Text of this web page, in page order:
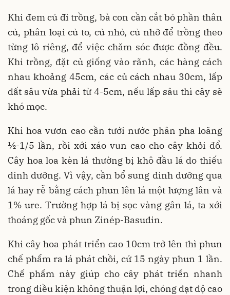
Khi đem củ đi trồng, bà con cần cắt bỏ phần thân
củ, phân loại củ to, củ nhỏ, củ nhỡ để trồng theo
từng lô riêng, để việc chăm sóc được đồng đều.
Khi trồng, đặt củ giống vào rãnh, các hàng cách
nhau khoảng 45cm, các củ cách nhau 30cm, lấp
đất sâu vừa phải từ 4-5cm, nếu lấp sâu thì cây sẽ
khó mọc.
Khi hoa vươn cao cần tưới nước phân pha loãng
½-1/5 lần, rồi xới xáo vun cao cho cây khỏi đổ.
Cây hoa loa kèn lá thường bị khô đầu lá do thiếu
dinh dưỡng. Vì vậy, cần bổ sung dinh dưỡng qua
lá hay rễ bằng cách phun lên lá một lượng lân và
1% ure. Trường hợp lá bị sọc vàng gân lá, ta xới
thoáng gốc và phun Zinép-Basudin.
Khi cây hoa phát triển cao 10cm trở lên thì phun
chế phẩm ra lá phát chồi, cứ 15 ngày phun 1 lần.
Chế phẩm này giúp cho cây phát triển nhanh
trong điều kiện không thuận lợi, chóng đạt độ cao